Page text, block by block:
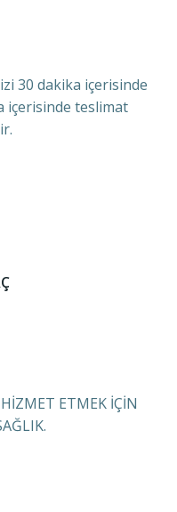
30 dakika içerisinde
içerisinde teslimat
ETMEK İÇİN